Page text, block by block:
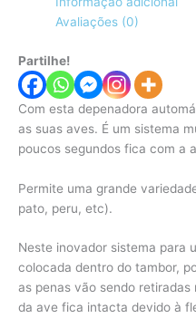
Avaliações (0)
Partilhe!
Com esta depenadora
as suas aves. É um sistema
poucos segundos fica com a
Permite uma grande
pato, peru, etc).
Neste inovador sistema para
colocada dentro do tambor,
as penas vão sendo retiradas
da ave fica intacta devido à